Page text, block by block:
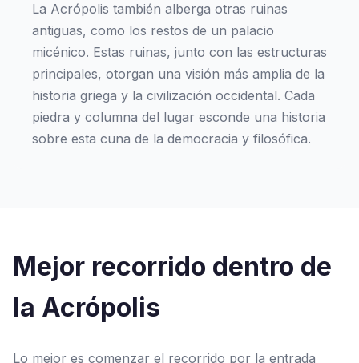
La Acrópolis también alberga otras ruinas
antiguas, como los restos de un palacio
micénico. Estas ruinas, junto con las estructuras
principales, otorgan una visión más amplia de la
historia griega y la civilización occidental. Cada
piedra y columna del lugar esconde una historia
sobre esta cuna de la democracia y filosófica.
Mejor recorrido dentro de
la Acrópolis
Lo mejor es comenzar el recorrido por la entrada